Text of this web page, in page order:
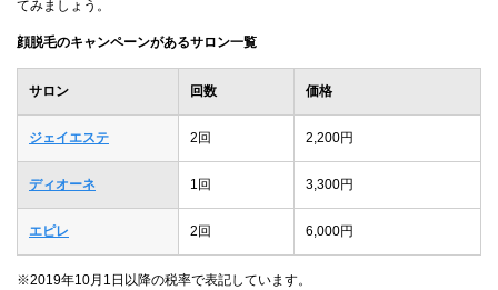
てみましょう。
顔脱毛のキャンペーンがあるサロン一覧
サロン 回数 価格
ジェイエステ 2回 2,200円
ディオーネ 1回 3,300円
エピレ 2回 6,000円
※2019年10月1日以降の税率で表記しています。